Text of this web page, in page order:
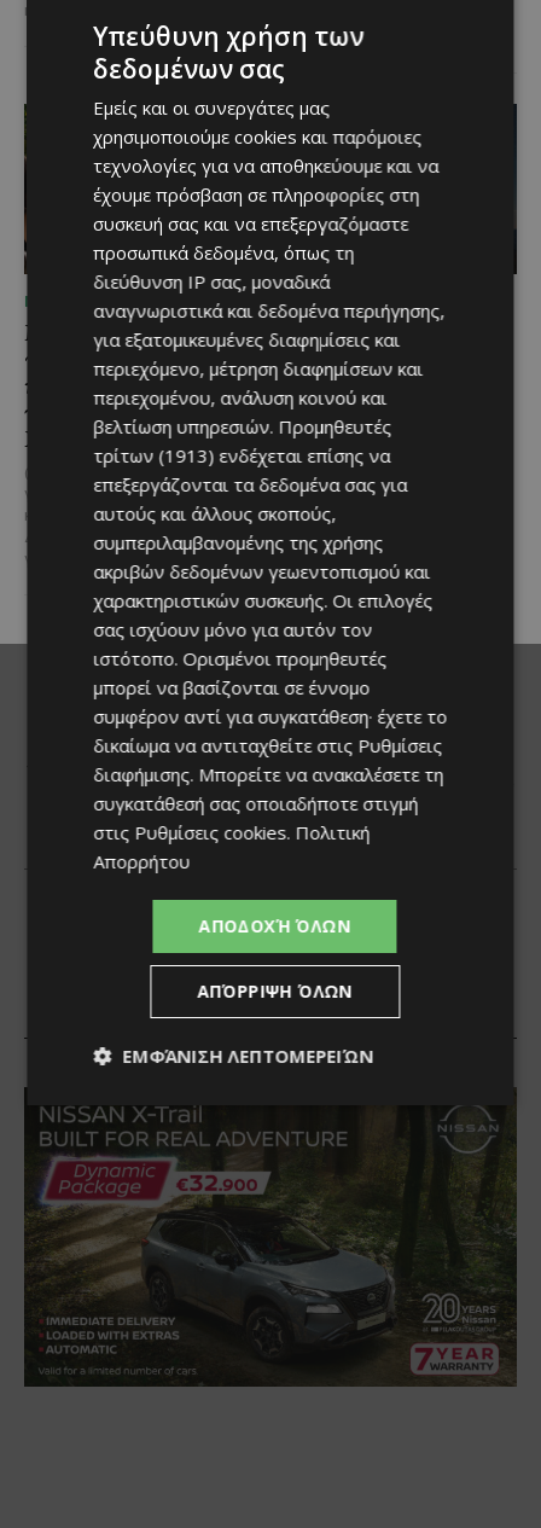
και με αυτό τον...
επιβεβαίωσε για ακόμα...
ΜΈΝΟΥΜΕ ΕΝΗΜΕΡΩΜΈΝΟΙ
Μια βραδιά γεμάτη
παράδοση, μουσική και
κέφι στον Δελίκηπο για
τη γιορτή του
Χρυσοσώτηρος
@menoumekypro Μια βραδιά
γεμάτη παράδοση, μουσική, χορό
και αυθεντικές γεύσεις στον
Δελίκηπο!
Το κρητικό
γλέντι,...
ΜΈΝΟΥΜΕ ΚΎΠΡΟ
Βραδινή πεζοπορία στον
Μαχαιρά με τον σκύλο
σου και θέα τις Περσείδες
Αν αγαπάς τις βόλτες στη φύση
και δεν αποχωρίζεσαι ποτέ τον
τετράποδο φίλο σου, τότε αυτή
η εμπειρία...
Υπεύθυνη χρήση των
δεδομένων σας
Εμείς και οι συνεργάτες μας
χρησιμοποιούμε cookies και παρόμοιες
τεχνολογίες για να αποθηκεύουμε και να
έχουμε πρόσβαση σε πληροφορίες στη
συσκευή σας και να επεξεργαζόμαστε
προσωπικά δεδομένα, όπως τη
διεύθυνση IP σας, μοναδικά
αναγνωριστικά και δεδομένα περιήγησης,
για εξατομικευμένες διαφημίσεις και
περιεχόμενο, μέτρηση διαφημίσεων και
περιεχομένου, ανάλυση κοινού και
βελτίωση υπηρεσιών. Προμηθευτές
τρίτων (1913) ενδέχεται επίσης να
επεξεργάζονται τα δεδομένα σας για
αυτούς και άλλους σκοπούς,
συμπεριλαμβανομένης της χρήσης
ακριβών δεδομένων γεωεντοπισμού και
χαρακτηριστικών συσκευής. Οι επιλογές
σας ισχύουν μόνο για αυτόν τον
ιστότοπο. Ορισμένοι προμηθευτές
μπορεί να βασίζονται σε έννομο
συμφέρον αντί για συγκατάθεση· έχετε το
δικαίωμα να αντιταχθείτε στις Ρυθμίσεις
διαφήμισης. Μπορείτε να ανακαλέσετε τη
συγκατάθεσή σας οποιαδήποτε στιγμή
στις Ρυθμίσεις cookies. Πολιτική
Απορρήτου
ΑΠΟΔΟΧΉ ΌΛΩΝ
ΑΠΌΡΡΙΨΗ ΌΛΩΝ
ΕΜΦΆΝΙΣΗ ΛΕΠΤΟΜΕΡΕΙΏΝ